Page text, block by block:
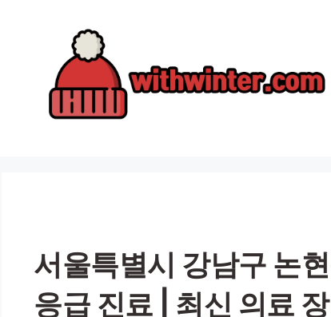
서울특별시 강남구 논
응급 진료 | 최신 의료